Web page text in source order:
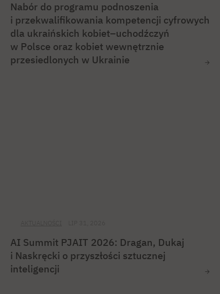
Nabór do programu podnoszenia
i przekwalifikowania kompetencji cyfrowych
dla ukraińskich kobiet–uchodźczyń
w Polsce oraz kobiet wewnętrznie
przesiedlonych w Ukrainie
AI Summit PJAIT 2026: Dragan, Dukaj
i Naskręcki o przyszłości sztucznej
inteligencji